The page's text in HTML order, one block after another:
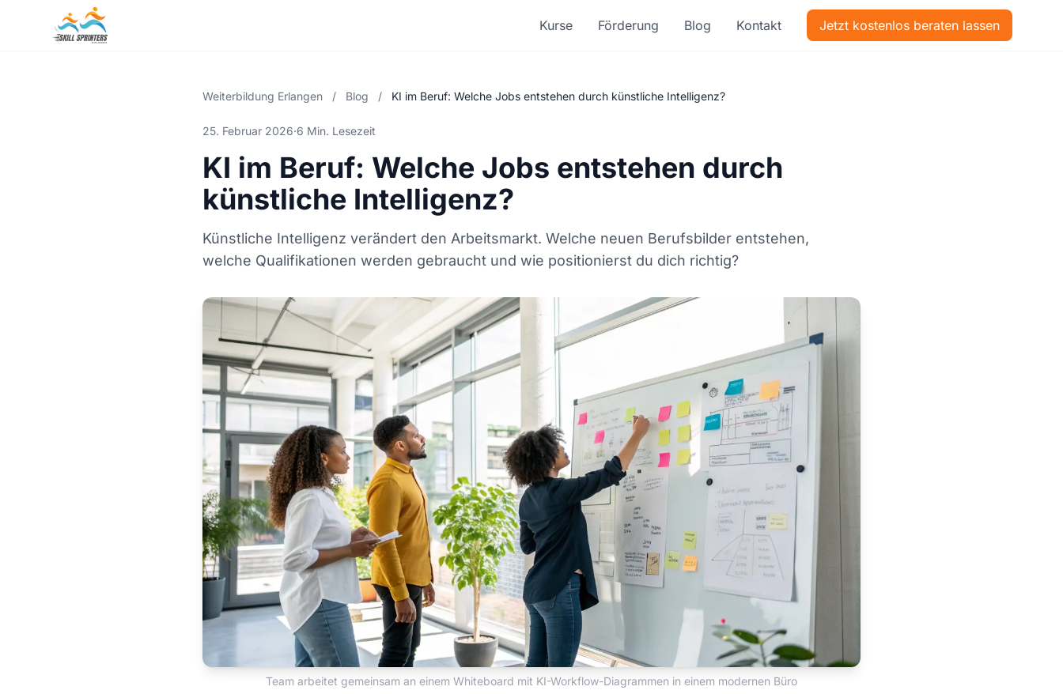
Kurse Förderung Blog Kontakt Jetzt kostenlos beraten lassen
Weiterbildung Erlangen / Blog / KI im Beruf: Welche Jobs entstehen durch künstliche Intelligenz?
25. Februar 2026·6 Min. Lesezeit
KI im Beruf: Welche Jobs entstehen durch
künstliche Intelligenz?
Künstliche Intelligenz verändert den Arbeitsmarkt. Welche neuen Berufsbilder entstehen,
welche Qualifikationen werden gebraucht und wie positionierst du dich richtig?
Team arbeitet gemeinsam an einem Whiteboard mit KI-Workflow-Diagrammen in einem modernen Büro